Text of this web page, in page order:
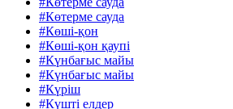
#Көтерме сауда
#Көші-қон
#Көші-қон қаупі
#Күнбағыс майы
#Күнбағыс майы
#Күріш
#Күшті елдер